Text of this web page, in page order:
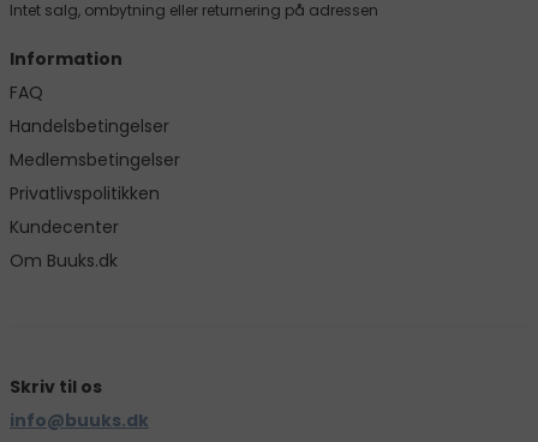
Intet salg, ombytning eller returnering på adressen
Information
FAQ
Handelsbetingelser
Medlemsbetingelser
Privatlivspolitikken
Kundecenter
Om Buuks.dk
Skriv til os
info@buuks.dk